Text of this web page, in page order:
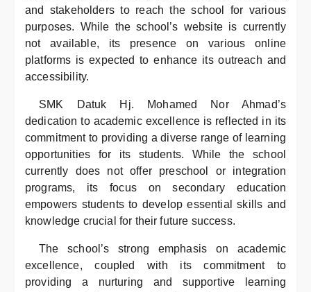
and stakeholders to reach the school for various
purposes. While the school’s website is currently
not available, its presence on various online
platforms is expected to enhance its outreach and
accessibility.
SMK Datuk Hj. Mohamed Nor Ahmad’s
dedication to academic excellence is reflected in its
commitment to providing a diverse range of learning
opportunities for its students. While the school
currently does not offer preschool or integration
programs, its focus on secondary education
empowers students to develop essential skills and
knowledge crucial for their future success.
The school’s strong emphasis on academic
excellence, coupled with its commitment to
providing a nurturing and supportive learning